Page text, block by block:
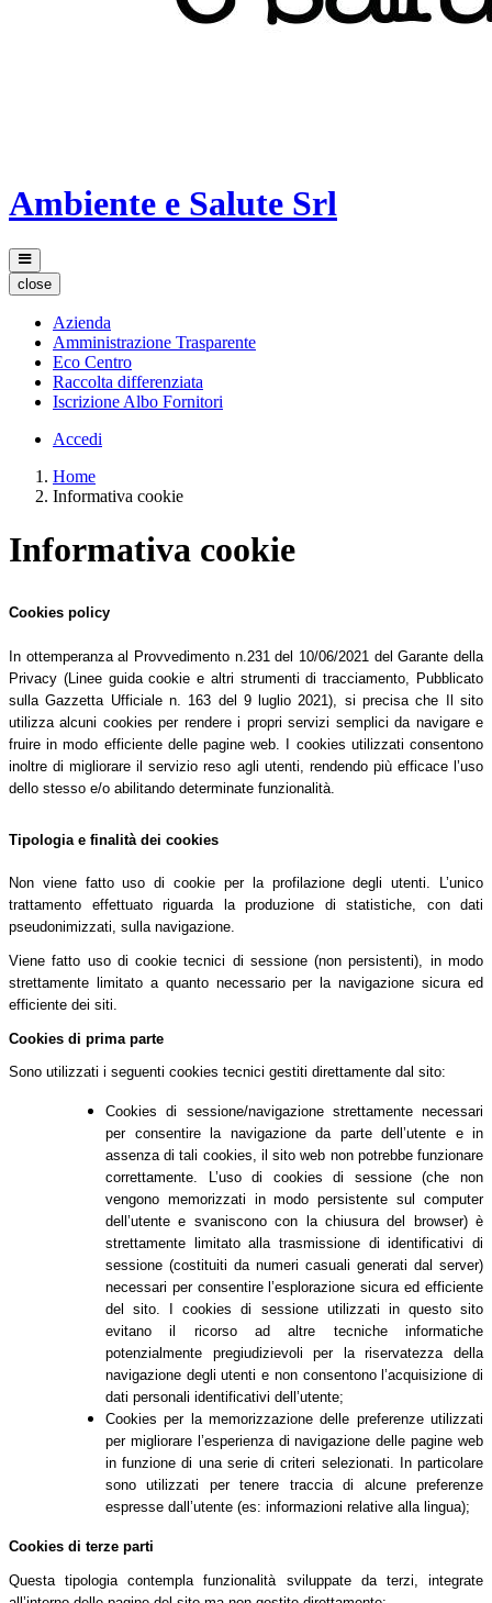
Ambiente e Salute Srl
close
Azienda
Amministrazione Trasparente
Eco Centro
Raccolta differenziata
Iscrizione Albo Fornitori
Accedi
Home
Informativa cookie
Informativa cookie
Cookies policy
In ottemperanza al Provvedimento n.231 del 10/06/2021 del Garante della
Privacy (Linee guida cookie e altri strumenti di tracciamento, Pubblicato
sulla Gazzetta Ufficiale n. 163 del 9 luglio 2021), si precisa che Il sito
utilizza alcuni cookies per rendere i propri servizi semplici da navigare e
fruire in modo efficiente delle pagine web. I cookies utilizzati consentono
inoltre di migliorare il servizio reso agli utenti, rendendo più efficace l’uso
dello stesso e/o abilitando determinate funzionalità.
Tipologia e finalità dei cookies
Non viene fatto uso di cookie per la profilazione degli utenti. L’unico
trattamento effettuato riguarda la produzione di statistiche, con dati
pseudonimizzati, sulla navigazione.
Viene fatto uso di cookie tecnici di sessione (non persistenti), in modo
strettamente limitato a quanto necessario per la navigazione sicura ed
efficiente dei siti.
Cookies di prima parte
Sono utilizzati i seguenti cookies tecnici gestiti direttamente dal sito:
Cookies di sessione/navigazione strettamente necessari
per consentire la navigazione da parte dell’utente e in
assenza di tali cookies, il sito web non potrebbe funzionare
correttamente. L’uso di cookies di sessione (che non
vengono memorizzati in modo persistente sul computer
dell’utente e svaniscono con la chiusura del browser) è
strettamente limitato alla trasmissione di identificativi di
sessione (costituiti da numeri casuali generati dal server)
necessari per consentire l’esplorazione sicura ed efficiente
del sito. I cookies di sessione utilizzati in questo sito
evitano il ricorso ad altre tecniche informatiche
potenzialmente pregiudizievoli per la riservatezza della
navigazione degli utenti e non consentono l’acquisizione di
dati personali identificativi dell’utente;
Cookies per la memorizzazione delle preferenze utilizzati
per migliorare l’esperienza di navigazione delle pagine web
in funzione di una serie di criteri selezionati. In particolare
sono utilizzati per tenere traccia di alcune preferenze
espresse dall’utente (es: informazioni relative alla lingua);
Cookies di terze parti
Questa tipologia contempla funzionalità sviluppate da terzi, integrate